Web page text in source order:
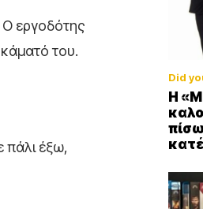
εργοδότης
του.
πάλι έξω,
Did
Η